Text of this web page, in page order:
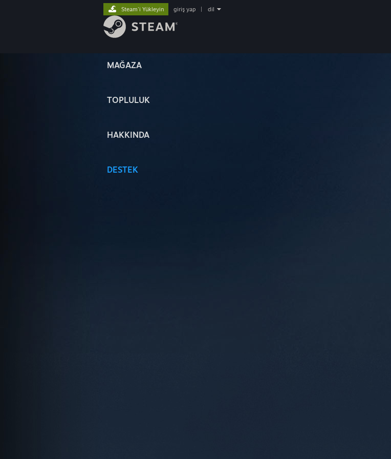
MAĞAZA
TOPLULUK
HAKKINDA
DESTEK
Steam'i Yükleyin giriş yap dil